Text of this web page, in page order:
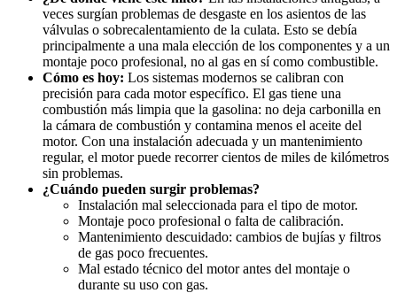
veces surgían problemas de desgaste en los asientos de las
válvulas o sobrecalentamiento de la culata. Esto se debía
principalmente a una mala elección de los componentes y a un
montaje poco profesional, no al gas en sí como combustible.
Cómo es hoy: Los sistemas modernos se calibran con
precisión para cada motor específico. El gas tiene una
combustión más limpia que la gasolina: no deja carbonilla en
la cámara de combustión y contamina menos el aceite del
motor. Con una instalación adecuada y un mantenimiento
regular, el motor puede recorrer cientos de miles de kilómetros
sin problemas.
¿Cuándo pueden surgir problemas?
Instalación mal seleccionada para el tipo de motor.
Montaje poco profesional o falta de calibración.
Mantenimiento descuidado: cambios de bujías y filtros
de gas poco frecuentes.
Mal estado técnico del motor antes del montaje o
durante su uso con gas.